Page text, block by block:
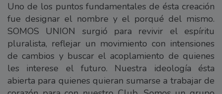
Uno de los puntos fundamentales de ésta creación
fue designar el nombre y el porqué del mismo.
SOMOS UNION surgió para revivir el espíritu
pluralista, reflejar un movimiento con intensiones
de cambios y buscar el acoplamiento de quienes
les interese el futuro. Nuestra ideología ésta
abierta para quienes quieran sumarse a trabajar de